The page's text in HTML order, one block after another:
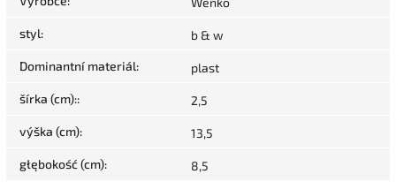
styl: b & w
Dominantní materiál: plast
šírka (cm):: 2,5
výška (cm): 13,5
głębokość (cm): 8,5